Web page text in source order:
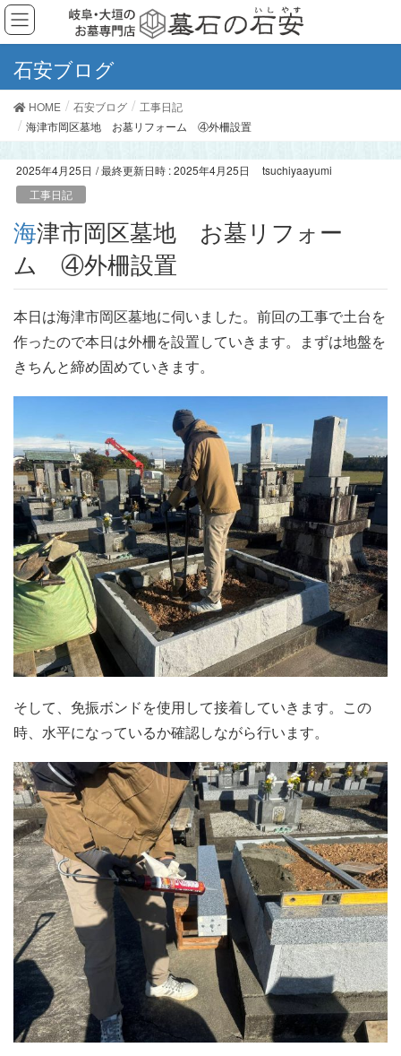
石安ブログ
HOME 石安ブログ
工事日記
海津市岡区墓地 お墓リフォーム ④外柵設置
2025年4月25日 / 最終更新日時 :2025年4月25日
tsuchiyaayumi
工事日記
海津市岡区墓地 お墓リフォー
ム ④外柵設置
本日は海津市岡区墓地に伺いました。前回の工事で土台を
作ったので本日は外柵を設置していきます。まずは地盤を
きちんと締め固めていきます。
そして、免振ボンドを使用して接着していきます。この
時、水平になっているか確認しながら行います。